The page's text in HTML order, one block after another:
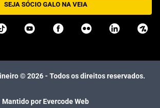
SEJA SÓCIO GALO NA VEIA
©2026- Todos os direitos reservados.
Mantido por Evercode Web